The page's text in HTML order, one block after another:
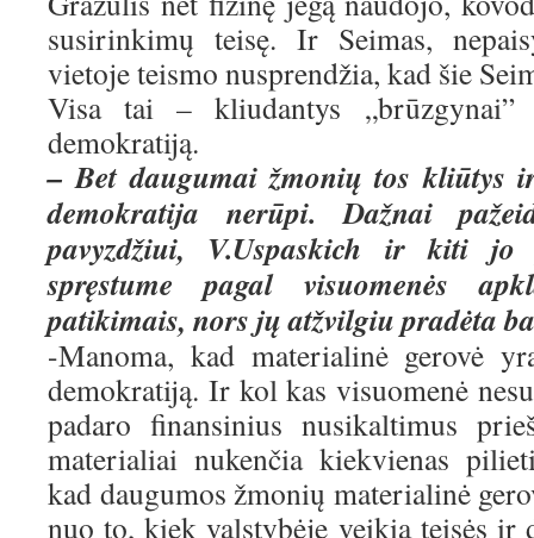
susirinkimų teisę. Ir Seimas,
vietoje teismo nusprendžia, kad šie
Visa tai – kliudantys
demokratiją.
– Bet daugumai žmonių tos kliūtys
demokratija nerūpi. Dažnai
pavyzdžiui, V.Uspaskich ir kiti jo
spręstume pagal visuomenės
patikimais, nors jų atžvilgiu pradėta
-Manoma, kad materialinė gerovė
demokratiją. Ir kol kas visuomenė
padaro finansinius nusikaltimus
materialiai nukenčia kiekvienas
kad daugumos žmonių materialinė
nuo to, kiek valstybėje veikia teisės ir